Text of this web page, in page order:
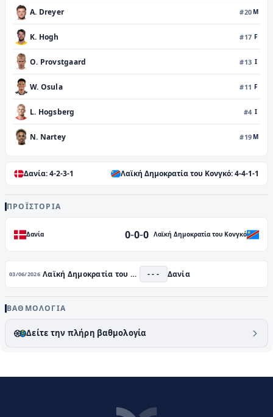
A. Dreyer #20 M
K. Hogh #17 F
O. Provstgaard #13 Ι
W. Osula #11 F
L. Hogsberg #4 Ι
N. Nartey #19 M
Δανία:4-2-3-1 Λαϊκή Δημοκρατία του Κονγκό:4-4-1-1
ΠΡΟΪΣΤΟΡΊΑ
Δανία 0-0-0 Λαϊκή Δημοκρατία του Κονγκό
03/06/2026 Λαϊκή Δημοκρατία του Κονγκό - - - Δανία
ΒΑΘΜΟΛΟΓΊΑ
Δείτε την πλήρη βαθμολογία